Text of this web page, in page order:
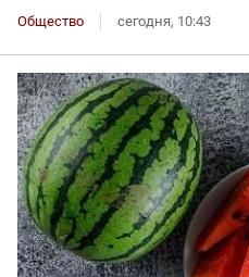
Общество сегодня, 10:43